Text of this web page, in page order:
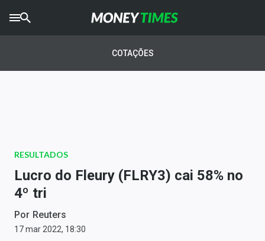
AGROTIMES
Newsletters
Money Trader
Anuncie
COTAÇÕES
RESULTADOS
Lucro do Fleury (FLRY3) cai 58% no
4º tri
Por Reuters
17 mar 2022, 18:30